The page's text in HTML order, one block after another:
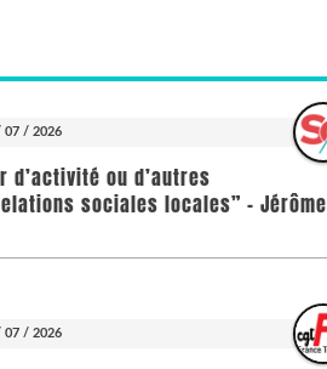
07 / 2026
d’activité ou d’autres
sociales locales” - Jérôme
07 / 2026